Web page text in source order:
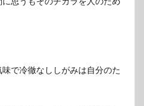
思うもそのチカラを人のため
で冷徹なししがみは自分のた